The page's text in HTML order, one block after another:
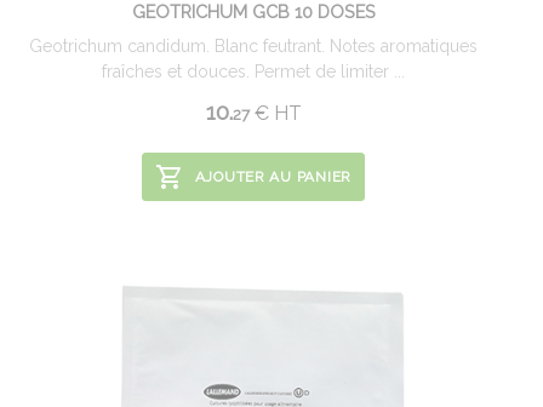
GEOTRICHUM GCB 10 DOSES
Geotrichum candidum. Blanc feutrant. Notes aromatiques
fraîches et douces. Permet de limiter ...
10.27 €HT
AJOUTER AU PANIER